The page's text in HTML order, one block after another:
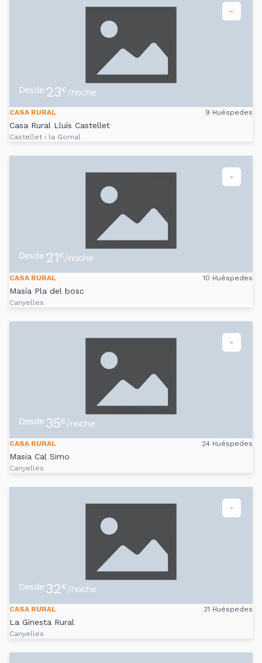
-
Desde 23€/noche
CASA RURAL 9 Huéspedes
Casa Rural Lluís Castellet
Castellet i la Gornal
-
Desde 21€/noche
CASA RURAL 10 Huéspedes
Masía Pla del bosc
Canyelles
-
Desde 35€/noche
CASA RURAL 24 Huéspedes
Masia Cal Simo
Canyelles
-
Desde 32€/noche
CASA RURAL 31 Huéspedes
La Ginesta Rural
Canyelles